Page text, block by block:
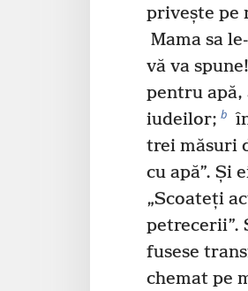
privește pe
Mama sa
vă va
pentru apă,
iudeilor; b
trei măsuri
cu apă”. Și
„Scoateți
petrecerii”.
fusese
chemat pe